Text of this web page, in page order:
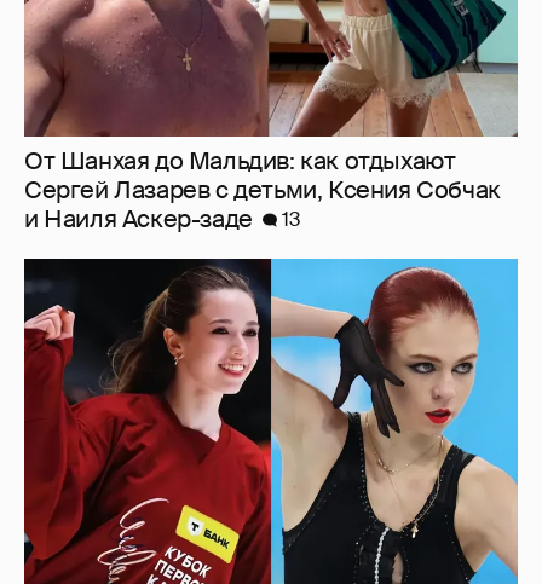
От Шанхая до Мальдив: как отдыхают
Сергей Лазарев с детьми, Ксения Собчак
и Наиля Аскер-заде
13